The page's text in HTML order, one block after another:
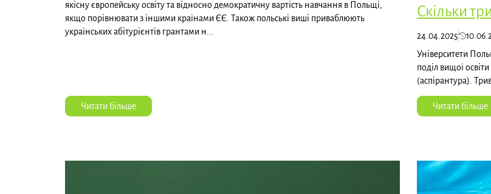
якісну європейську освіту та відносно демократичну вартість навчання в Польщі,
якщо порівнювати з іншими країнами ЄЄ. Також польські виші приваблюють
українських абітурієнтів грантами н...
Читати більше
Скільки
24.04.2025
Університети
поділ вищої
(аспірантура).
Читати більше